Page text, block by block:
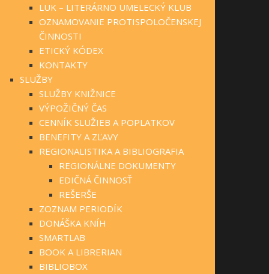
LUK – LITERÁRNO UMELECKÝ KLUB
OZNAMOVANIE PROTISPOLOČENSKEJ
ČINNOSTI
ETICKÝ KÓDEX
KONTAKTY
SLUŽBY
SLUŽBY KNIŽNICE
VÝPOŽIČNÝ ČAS
CENNÍK SLUŽIEB A POPLATKOV
BENEFITY A ZĽAVY
REGIONALISTIKA A BIBLIOGRAFIA
REGIONÁLNE DOKUMENTY
EDIČNÁ ČINNOSŤ
REŠERŠE
ZOZNAM PERIODÍK
DONÁŠKA KNÍH
SMARTLAB
BOOK A LIBRERIAN
BIBLIOBOX